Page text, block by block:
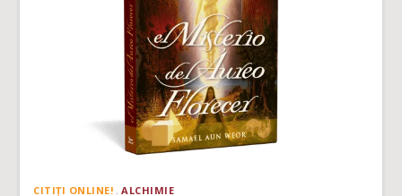
CITIȚI ONLINE! ALCHIMIE